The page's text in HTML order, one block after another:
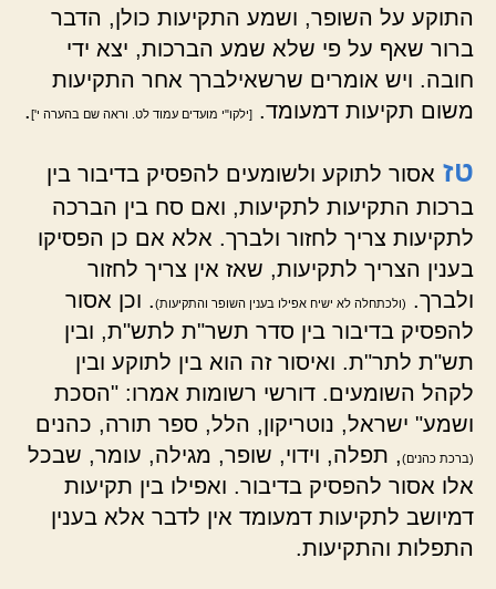
התוקע על השופר, ושמע התקיעות כולן, הדבר
ברור שאף על פי שלא שמע הברכות, יצא ידי
חובה. ויש אומרים שרשאילברך אחר התקיעות
משום תקיעות דמעומד. [ילקו"י מועדים עמוד לט. וראה שם בהערה י'].
טז אסור לתוקע ולשומעים להפסיק בדיבור בין
ברכות התקיעות לתקיעות, ואם סח בין הברכה
לתקיעות צריך לחזור ולברך. אלא אם כן הפסיקו
בענין הצריך לתקיעות, שאז אין צריך לחזור
ולברך.
(ולכתחלה לא ישיח אפילו בענין השופר והתקיעות). וכן אסור
להפסיק בדיבור בין סדר תשר"ת לתש"ת, ובין
תש"ת לתר"ת. ואיסור זה הוא בין לתוקע ובין
לקהל השומעים. דורשי רשומות אמרו: "הסכת
ושמע" ישראל, נוטריקון, הלל, ספר תורה, כהנים
(ברכת כהנים), תפלה, וידוי, שופר, מגילה, עומר, שבכל
אלו אסור להפסיק בדיבור. ואפילו בין תקיעות
דמיושב לתקיעות דמעומד אין לדבר אלא בענין
התפלות והתקיעות.